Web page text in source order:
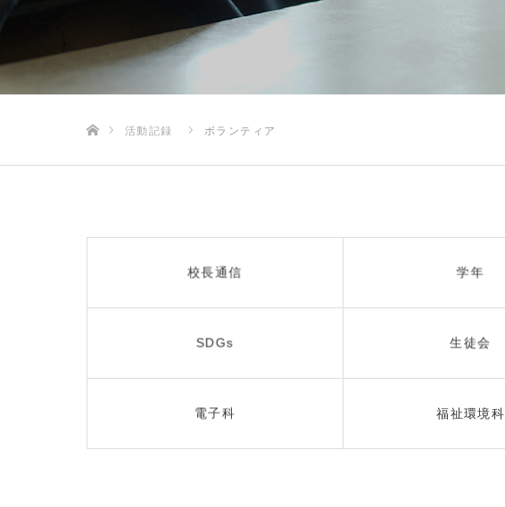
活動記録 ボランティア
校長通信 学年
SDGs 生徒会
電子科 福祉環境科